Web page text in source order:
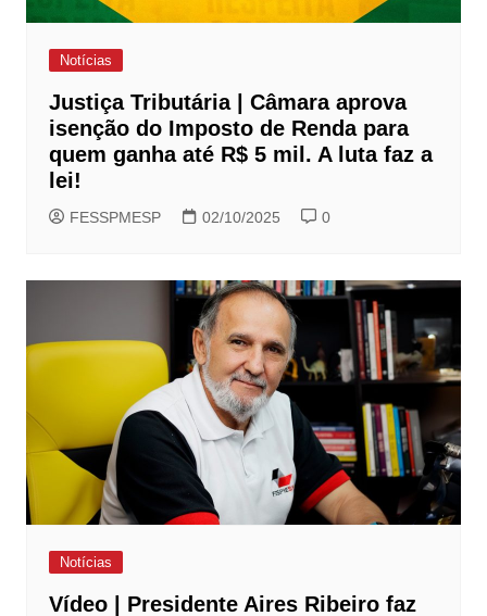
Notícias
Justiça Tributária | Câmara aprova
isenção do Imposto de Renda para
quem ganha até R$ 5 mil. A luta faz a
lei!
FESSPMESP 02/10/2025 0
Notícias
Vídeo | Presidente Aires Ribeiro faz